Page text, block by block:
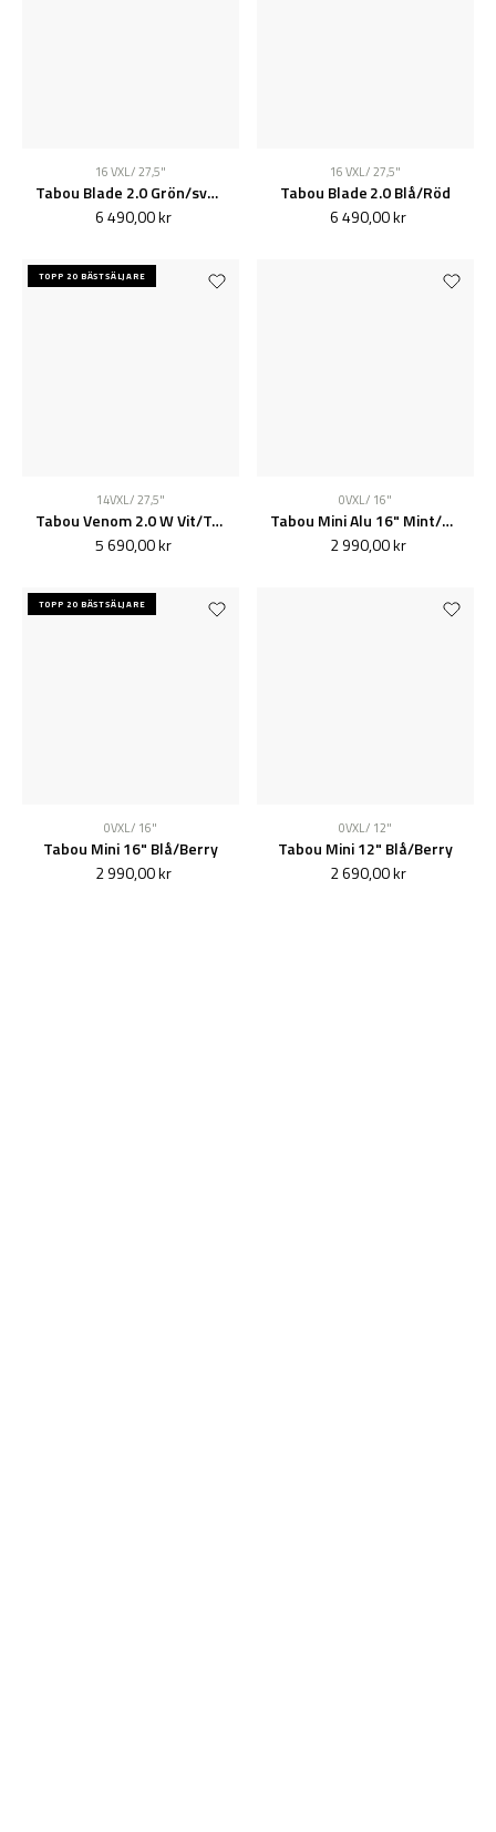
16 VXL / 27,5"
Tabou Blade 2.0 Grön/svart
6 490,00 kr
16 VXL / 27,5"
Tabou Blade 2.0 Blå/Röd
6 490,00 kr
TOPP 20 BÄSTSÄLJARE
14VXL / 27,5"
Tabou Venom 2.0 W Vit/Turkos
5 690,00 kr
0VXL / 16"
Tabou Mini Alu 16" Mint/Blå
2 990,00 kr
TOPP 20 BÄSTSÄLJARE
0VXL / 16"
Tabou Mini 16" Blå/Berry
2 990,00 kr
0VXL / 12"
Tabou Mini 12" Blå/Berry
2 690,00 kr